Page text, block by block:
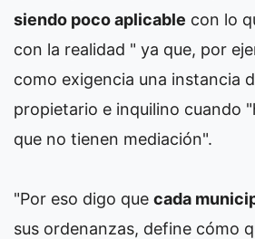
siendo poco aplicable con lo
con la realidad " ya que, por
como exigencia una instancia
propietario e inquilino cuando
que no tienen mediación".
"Por eso digo que cada
sus ordenanzas, define cómo